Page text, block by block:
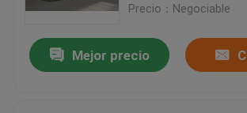
Precio：Negociable
Mejor precio